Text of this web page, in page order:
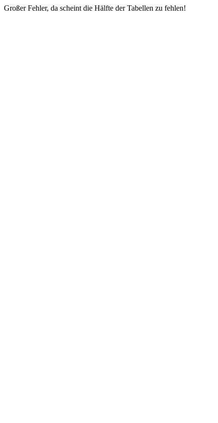
Großer Fehler, da scheint die Hälfte der Tabellen zu fehlen!